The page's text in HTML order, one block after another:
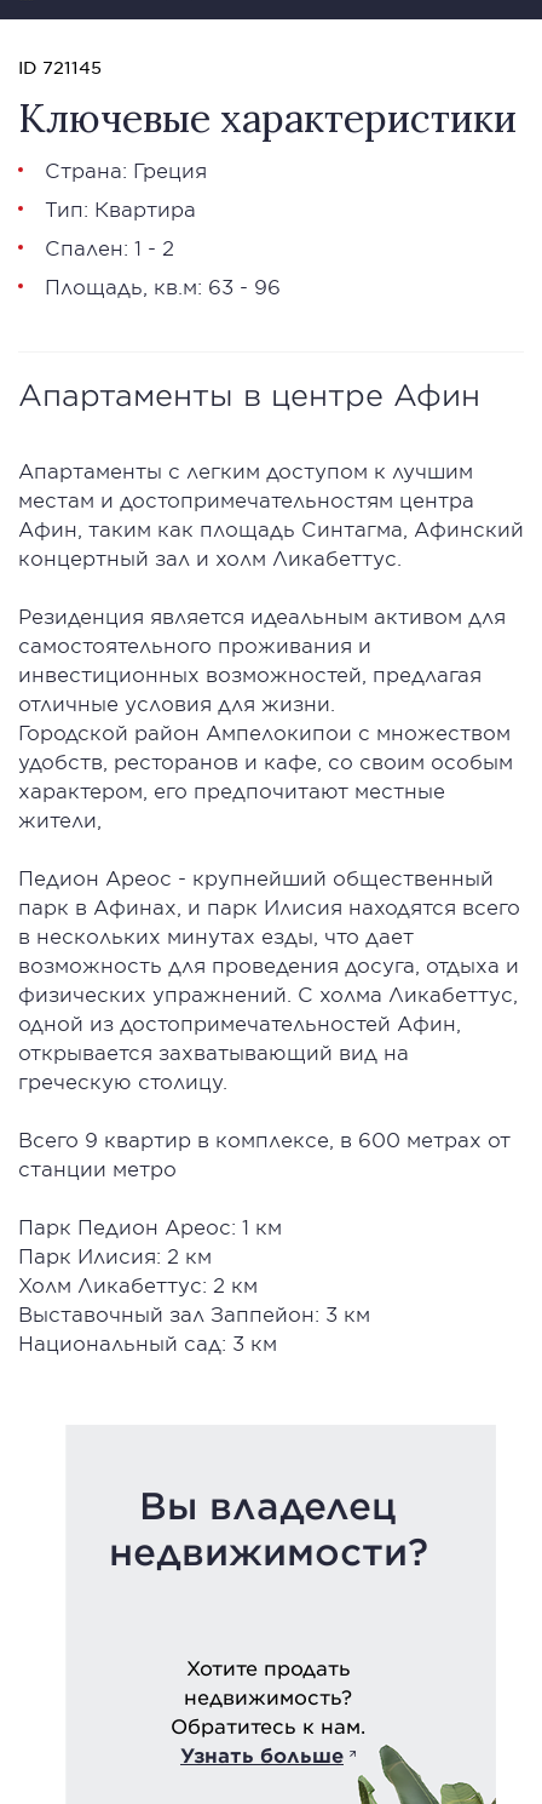
ID 721145
Ключевые характеристики
Страна: Греция
Тип: Квартира
Спален: 1 - 2
Площадь, кв.м: 63 - 96
Апартаменты в центре Афин
Апартаменты с легким доступом к лучшим
местам и достопримечательностям центра
Афин, таким как площадь Синтагма, Афинский
концертный зал и холм Ликабеттус.
Резиденция является идеальным активом для
самостоятельного проживания и
инвестиционных возможностей, предлагая
отличные условия для жизни.
Городской район Ампелокипои с множеством
удобств, ресторанов и кафе, со своим особым
характером, его предпочитают местные
жители,
Педион Ареос - крупнейший общественный
парк в Афинах, и парк Илисия находятся всего
в нескольких минутах езды, что дает
возможность для проведения досуга, отдыха и
физических упражнений. С холма Ликабеттус,
одной из достопримечательностей Афин,
открывается захватывающий вид на
греческую столицу.
Всего 9 квартир в комплексе, в 600 метрах от
станции метро
Парк Педион Ареос: 1 км
Парк Илисия: 2 км
Холм Ликабеттус: 2 км
Выставочный зал Заппейон: 3 км
Национальный сад: 3 км
Вы владелец
недвижимости?
Хотите продать
недвижимость?
Обратитесь к нам.
Узнать больше